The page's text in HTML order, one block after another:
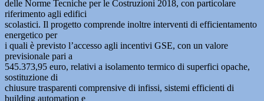
delle Norme Tecniche per le Costruzioni 2018, con particolare
riferimento agli edifici
scolastici. Il progetto comprende inoltre interventi di efficientamento
energetico per
i quali è previsto l’accesso agli incentivi GSE, con un valore
previsionale pari a
545.373,95 euro, relativi a isolamento termico di superfici opache,
sostituzione di
chiusure trasparenti comprensive di infissi, sistemi efficienti di
building automation e